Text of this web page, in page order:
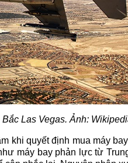
Las Vegas. Ảnh:
khi quyết định mua máy
máy bay phản lực từ